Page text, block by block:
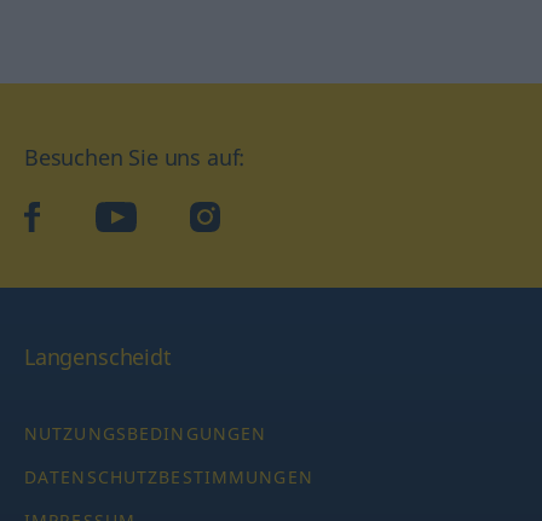
Besuchen Sie uns auf:
facebookYouTube Instagram
Langenscheidt
NUTZUNGSBEDINGUNGEN
DATENSCHUTZBESTIMMUNGEN